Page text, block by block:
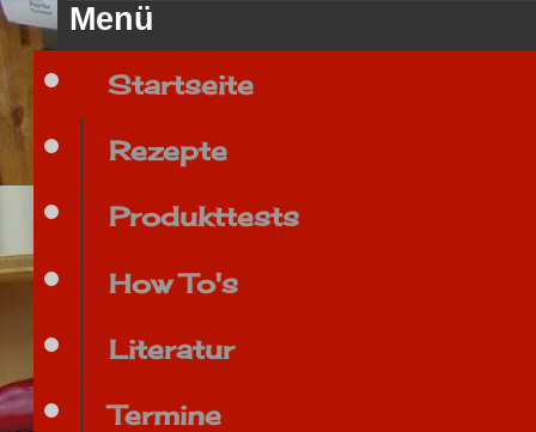
Menü
Startseite
Rezepte
Produkttests
How To's
Literatur
Termine